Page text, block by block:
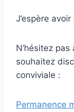
J’espère
N’hésitez
souhaitez
conviviale :
Permanence